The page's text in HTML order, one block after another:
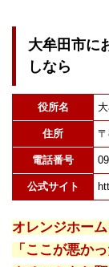
大牟田市に
しなら
役所名
住所
電話番号
公式サイト
オレンジホー
「ここが悪か